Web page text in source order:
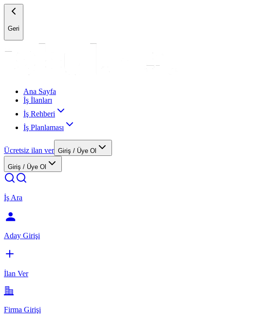
Geri
Ana Sayfa
İş İlanları
İş Rehberi
İş Planlaması
Ücretsiz ilan ver Giriş / Üye Ol
Giriş / Üye Ol
İş Ara
Aday Girişi
İlan Ver
Firma Girişi